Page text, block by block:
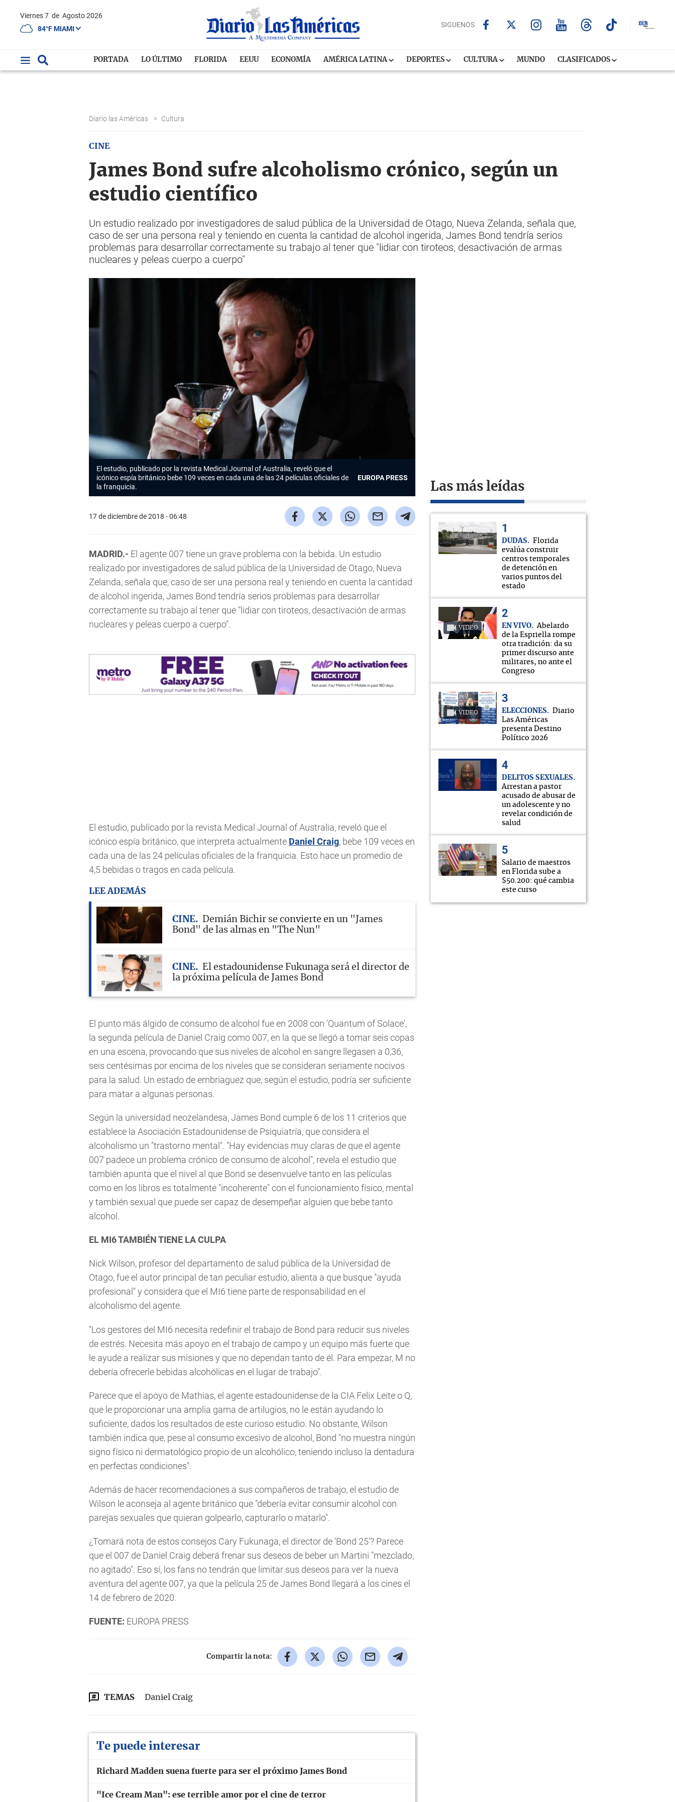
Viernes 7 de Agosto 2026
84°F MIAMI
SIGUENOS
PORTADA LO ÚLTIMO FLORIDA EEUU ECONOMÍA AMÉRICA LATINA DEPORTES CULTURA MUNDO CLASIFICADOS
Diario las Américas > Cultura
CINE
James Bond sufre alcoholismo crónico, según un
estudio científico
Un estudio realizado por investigadores de salud pública de la Universidad de Otago, Nueva Zelanda, señala que,
caso de ser una persona real y teniendo en cuenta la cantidad de alcohol ingerida, James Bond tendría serios
problemas para desarrollar correctamente su trabajo al tener que "lidiar con tiroteos, desactivación de armas
nucleares y peleas cuerpo a cuerpo"
El estudio, publicado por la revista Medical Journal of Australia, reveló que el
icónico espía británico bebe 109 veces en cada una de las 24 películas oficiales de
la franquicia.
EUROPA PRESS
17 de diciembre de 2018 - 06:48
MADRID.- El agente 007 tiene un grave problema con la bebida. Un estudio
realizado por investigadores de salud pública de la Universidad de Otago, Nueva
Zelanda, señala que, caso de ser una persona real y teniendo en cuenta la cantidad
de alcohol ingerida, James Bond tendría serios problemas para desarrollar
correctamente su trabajo al tener que "lidiar con tiroteos, desactivación de armas
nucleares y peleas cuerpo a cuerpo".
El estudio, publicado por la revista Medical Journal of Australia, reveló que el
icónico espía británico, que interpreta actualmente Daniel Craig, bebe 109 veces en
cada una de las 24 películas oficiales de la franquicia. Esto hace un promedio de
4,5 bebidas o tragos en cada película.
LEE ADEMÁS
CINE
Demián Bichir se convierte en un "James
Bond" de las almas en "The Nun"
CINE
El estadounidense Fukunaga será el director de
la próxima película de James Bond
El punto más álgido de consumo de alcohol fue en 2008 con 'Quantum of Solace',
la segunda película de Daniel Craig como 007, en la que se llegó a tomar seis copas
en una escena, provocando que sus niveles de alcohol en sangre llegasen a 0,36,
seis centésimas por encima de los niveles que se consideran seriamente nocivos
para la salud. Un estado de embriaguez que, según el estudio, podría ser suficiente
para matar a algunas personas.
Según la universidad neozelandesa, James Bond cumple 6 de los 11 criterios que
establece la Asociación Estadounidense de Psiquiatría, que considera el
alcoholismo un "trastorno mental". "Hay evidencias muy claras de que el agente
007 padece un problema crónico de consumo de alcohol", revela el estudio que
también apunta que el nivel al que Bond se desenvuelve tanto en las películas
como en los libros es totalmente "incoherente" con el funcionamiento físico, mental
y también sexual que puede ser capaz de desempeñar alguien que bebe tanto
alcohol.
EL MI6 TAMBIÉN TIENE LA CULPA
Nick Wilson, profesor del departamento de salud pública de la Universidad de
Otago, fue el autor principal de tan peculiar estudio, alienta a que busque "ayuda
profesional" y considera que el MI6 tiene parte de responsabilidad en el
alcoholismo del agente.
"Los gestores del MI6 necesita redefinir el trabajo de Bond para reducir sus niveles
de estrés. Necesita más apoyo en el trabajo de campo y un equipo más fuerte que
le ayude a realizar sus misiones y que no dependan tanto de él. Para empezar, M no
debería ofrecerle bebidas alcohólicas en el lugar de trabajo".
Parece que el apoyo de Mathias, el agente estadounidense de la CIA Felix Leite o Q,
que le proporcionar una amplia gama de artilugios, no le están ayudando lo
suficiente, dados los resultados de este curioso estudio. No obstante, Wilson
también indica que, pese al consumo excesivo de alcohol, Bond "no muestra ningún
signo físico ni dermatológico propio de un alcohólico, teniendo incluso la dentadura
en perfectas condiciones".
Además de hacer recomendaciones a sus compañeros de trabajo, el estudio de
Wilson le aconseja al agente británico que "debería evitar consumir alcohol con
parejas sexuales que quieran golpearlo, capturarlo o matarlo".
¿Tomará nota de estos consejos Cary Fukunaga, el director de 'Bond 25'? Parece
que el 007 de Daniel Craig deberá frenar sus deseos de beber un Martini "mezclado,
no agitado". Eso sí, los fans no tendrán que limitar sus deseos para ver la nueva
aventura del agente 007, ya que la película 25 de James Bond llegará a los cines el
14 de febrero de 2020.
FUENTE: EUROPA PRESS
Compartir la nota:
TEMAS Daniel Craig
Te puede interesar
Richard Madden suena fuerte para ser el próximo James Bond
"Ice Cream Man": ese terrible amor por el cine de terror
Las más leídas
DUDAS
Florida
evalúa construir
centros temporales
de detención en
varios puntos del
estado
VIDEO EN VIVO
Abelardo
de la Espriella rompe
otra tradición: da su
primer discurso ante
militares, no ante el
Congreso
VIDEO ELECCIONES
Diario
Las Américas
presenta Destino
Político 2026
DELITOS SEXUALES
Arrestan a pastor
acusado de abusar de
un adolescente y no
revelar condición de
salud
Salario de maestros
en Florida sube a
$50.200: qué cambia
este curso